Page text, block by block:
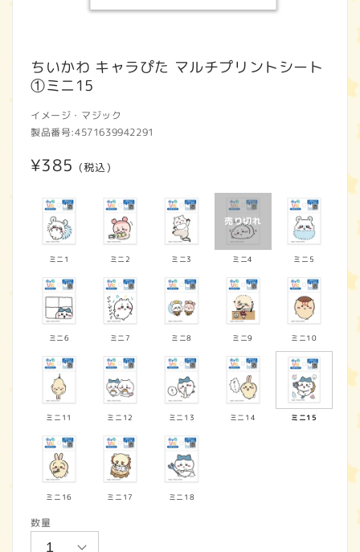
ちいかわ キャラぴた マルチプリントシート
①ミニ15
イメージ・マジック
製品番号:4571639942291
通
価
格
¥385 (税込)
ミニ1 ミニ2 ミニ3 ミニ4 ミニ5
ミニ6 ミニ7 ミニ8 ミニ9 ミニ10
ミニ11 ミニ12 ミニ13 ミニ14 ミニ15
ミニ16 ミニ17 ミニ18
数量